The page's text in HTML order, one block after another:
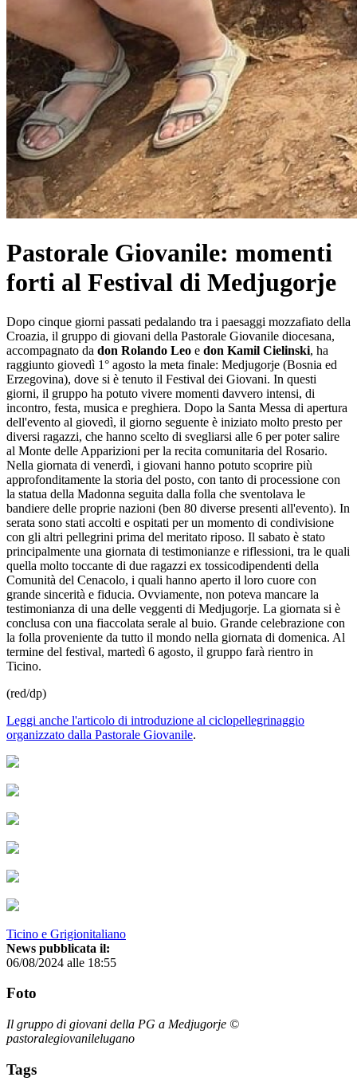
Pastorale Giovanile: momenti
forti al Festival di Medjugorje
Dopo cinque giorni passati pedalando tra i paesaggi mozzafiato della
Croazia, il gruppo di giovani della Pastorale Giovanile diocesana,
accompagnato da don Rolando Leo e don Kamil Cielinski, ha
raggiunto giovedì 1° agosto la meta finale: Medjugorje (Bosnia ed
Erzegovina), dove si è tenuto il Festival dei Giovani. In questi
giorni, il gruppo ha potuto vivere momenti davvero intensi, di
incontro, festa, musica e preghiera. Dopo la Santa Messa di apertura
dell'evento al giovedì, il giorno seguente è iniziato molto presto per
diversi ragazzi, che hanno scelto di svegliarsi alle 6 per poter salire
al Monte delle Apparizioni per la recita comunitaria del Rosario.
Nella giornata di venerdì, i giovani hanno potuto scoprire più
approfonditamente la storia del posto, con tanto di processione con
la statua della Madonna seguita dalla folla che sventolava le
bandiere delle proprie nazioni (ben 80 diverse presenti all'evento). In
serata sono stati accolti e ospitati per un momento di condivisione
con gli altri pellegrini prima del meritato riposo. Il sabato è stato
principalmente una giornata di testimonianze e riflessioni, tra le quali
quella molto toccante di due ragazzi ex tossicodipendenti della
Comunità del Cenacolo, i quali hanno aperto il loro cuore con
grande sincerità e fiducia. Ovviamente, non poteva mancare la
testimonianza di una delle veggenti di Medjugorje. La giornata si è
conclusa con una fiaccolata serale al buio. Grande celebrazione con
la folla proveniente da tutto il mondo nella giornata di domenica. Al
termine del festival, martedì 6 agosto, il gruppo farà rientro in
Ticino.
(red/dp)
Leggi anche l'articolo di introduzione al ciclopellegrinaggio
organizzato dalla Pastorale Giovanile.
Ticino e Grigionitaliano
News pubblicata il:
06/08/2024 alle 18:55
Foto
Il gruppo di giovani della PG a Medjugorje ©
pastoralegiovanilelugano
Tags